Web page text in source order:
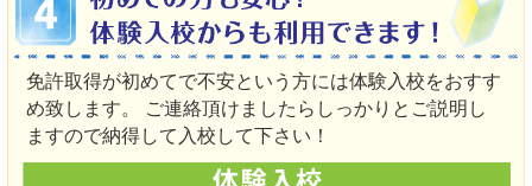
免許取得が初めてで不安という方には体験入校をおすす
め致します。 ご連絡頂けましたらしっかりとご説明し
ますので納得して入校して下さい！